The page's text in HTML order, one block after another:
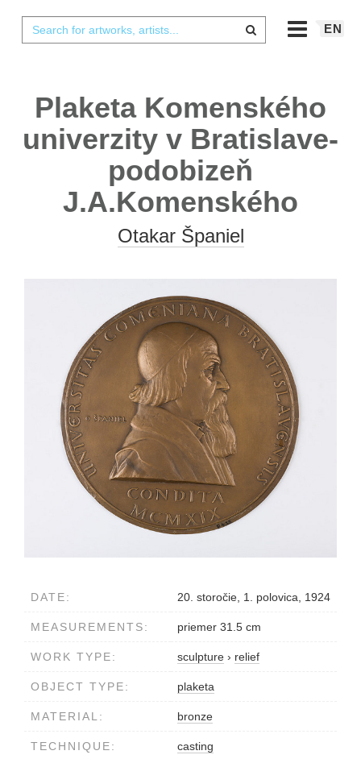
EN
Plaketa Komenského
univerzity v Bratislave-
podobizeň
J.A.Komenského
Otakar Španiel
DATE: 20. storočie, 1. polovica, 1924
MEASUREMENTS: priemer 31.5 cm
WORK TYPE: sculpture › relief
OBJECT TYPE: plaketa
MATERIAL: bronze
TECHNIQUE: casting